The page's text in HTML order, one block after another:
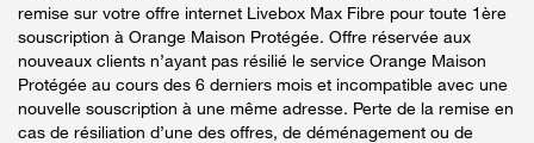
remise sur votre offre internet Livebox Max Fibre pour toute 1ère
souscription à Orange Maison Protégée. Offre réservée aux
nouveaux clients n’ayant pas résilié le service Orange Maison
Protégée au cours des 6 derniers mois et incompatible avec une
nouvelle souscription à une même adresse. Perte de la remise en
cas de résiliation d’une des offres, de déménagement ou de